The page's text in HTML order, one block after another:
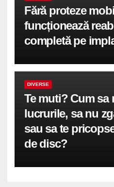
Fără proteze
funcționează
completă pe
DIVERSE
Te muti? Cum sa
lucrurile, sa nu
sau sa te
de disc?